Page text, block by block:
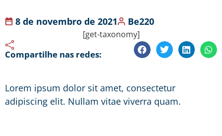
8 de novembro de 2021 Be220
[get-taxonomy]
Compartilhe nas redes:
Lorem ipsum dolor sit amet, consectetur
adipiscing elit. Nullam vitae viverra quam.